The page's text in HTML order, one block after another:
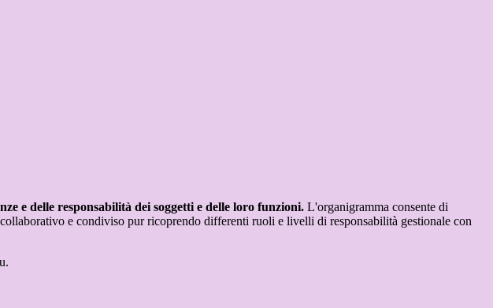
e delle responsabilità dei soggetti e delle loro funzioni. L'organigramma consente di
e condiviso pur ricoprendo differenti ruoli e livelli di responsabilità gestionale con